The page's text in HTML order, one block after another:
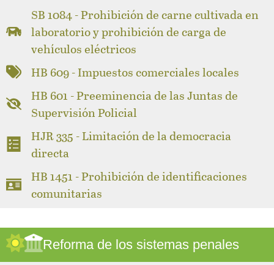
SB 1084 - Prohibición de carne cultivada en
laboratorio y prohibición de carga de
vehículos eléctricos
HB 609 - Impuestos comerciales locales
HB 601 - Preeminencia de las Juntas de
Supervisión Policial
HJR 335 - Limitación de la democracia
directa
HB 1451 - Prohibición de identificaciones
comunitarias
Reforma de los sistemas penales